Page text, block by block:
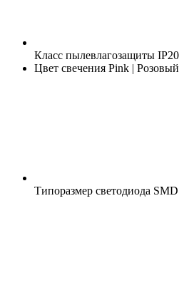
Класс пылевлагозащиты IP20
Цвет свечения Pink | Розовый
Типоразмер светодиода